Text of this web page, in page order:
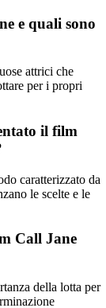
e quali sono
attrici che
per i propri
il film
caratterizzato da
le scelte e le
Call Jane
della lotta per